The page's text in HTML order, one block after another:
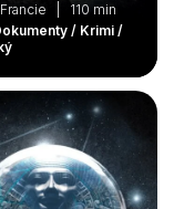
| 110 min
/ Krimi /